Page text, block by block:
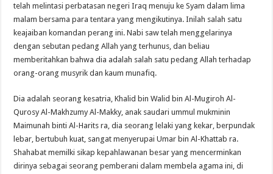
telah melintasi perbatasan negeri Iraq menuju ke Syam dalam lima
malam bersama para tentara yang mengikutinya. Inilah salah satu
keajaiban komandan perang ini. Nabi saw telah menggelarinya
dengan sebutan pedang Allah yang terhunus, dan beliau
memberitahkan bahwa dia adalah salah satu pedang Allah terhadap
orang-orang musyrik dan kaum munafiq.
Dia adalah seorang kesatria, Khalid bin Walid bin Al-Mugiroh Al-
Qurosy Al-Makhzumy Al-Makky, anak saudari ummul mukminin
Maimunah binti Al-Harits ra, dia seorang lelaki yang kekar, berpundak
lebar, bertubuh kuat, sangat menyerupai Umar bin Al-Khattab ra.
Shahabat memilki sikap kepahlawanan besar yang mencerminkan
dirinya sebagai seorang pemberani dalam membela agama ini, di